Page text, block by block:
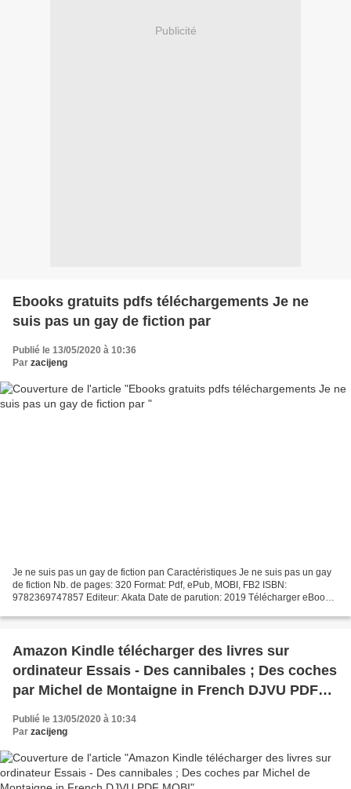
Publicité
Ebooks gratuits pdfs téléchargements Je ne
suis pas un gay de fiction par
Publié le 13/05/2020 à 10:36
Par zacijeng
Je ne suis pas un gay de fiction pan Caractéristiques Je ne suis pas un gay
de fiction Nb. de pages: 320 Format: Pdf, ePub, MOBI, FB2 ISBN:
9782369747857 Editeur: Akata Date de parution: 2019 Télécharger eBook
Amazon Kindle télécharger des livres sur
ordinateur Essais - Des cannibales ; Des coches
par Michel de Montaigne in French DJVU PDF
MOBI
Publié le 13/05/2020 à 10:34
Par zacijeng